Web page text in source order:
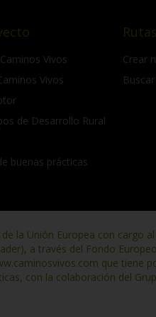
Vivos
Vivos
de Desarrollo Rural
buenas prácticas
Rutas
Crear
la Unión Europea con cargo
a través del Fondo
que tiene
con la colaboración del